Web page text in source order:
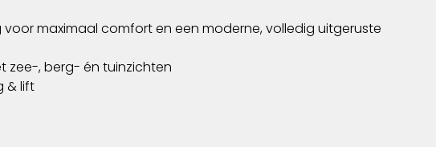
maximaal comfort en een moderne, volledig uitgeruste
zee-, berg- én tuinzichten
& lift